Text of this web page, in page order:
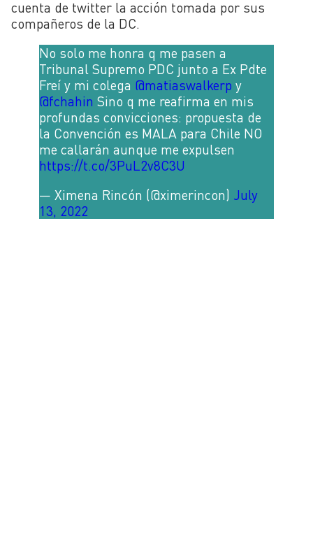
cuenta de twitter la acción tomada por sus
compañeros de la DC.
No solo me honra q me pasen a
Tribunal Supremo PDC junto a Ex Pdte
Freí y mi colega ⁦ @matiaswalkerp ⁩ y
@fchahin ⁩ Sino q me reafirma en mis
profundas convicciones: propuesta de
la Convención es MALA para Chile NO
me callarán aunque me expulsen
https://t.co/3PuL2v8C3U
— Ximena Rincón (@ximerincon) July
13, 2022